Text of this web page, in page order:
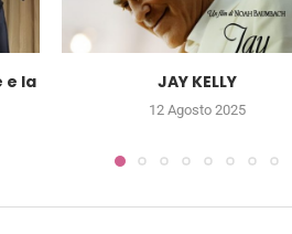
e la
JAY KELLY
12 Agosto 2025